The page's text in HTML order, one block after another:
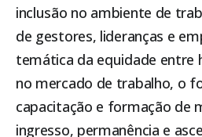
inclusão no ambiente de
de gestores, lideranças e
temática da equidade entre
no mercado de trabalho, o
capacitação e formação de
ingresso, permanência e